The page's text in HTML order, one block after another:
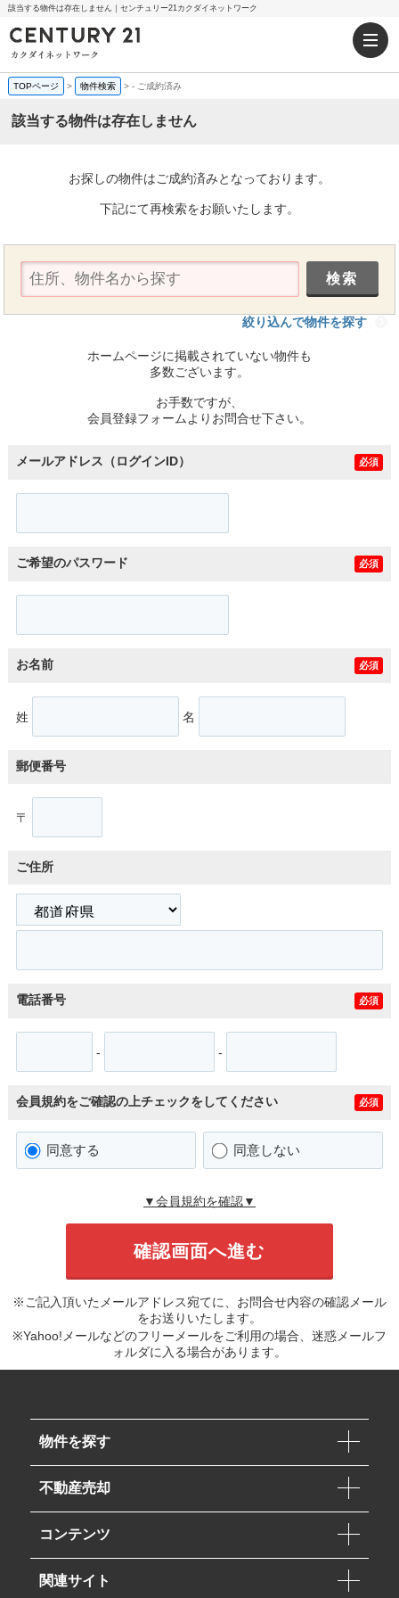
該当する物件は存在しません｜センチュリー21カクダイネットワーク
TOPページ > 物件検索 >- ご成約済み
該当する物件は存在しません
お探しの物件はご成約済みとなっております。
下記にて再検索をお願いたします。
絞り込んで物件を探す
ホームページに掲載されていない物件も
多数ございます。
お手数ですが、
会員登録フォームよりお問合せ下さい。
メールアドレス（ログインID） 必須
ご希望のパスワード 必須
お名前 必須
姓 名
郵便番号
〒
ご住所
電話番号 必須
- -
会員規約をご確認の上チェックをしてください 必須
同意する 同意しない
▼会員規約を確認▼
※ご記入頂いたメールアドレス宛てに、お問合せ内容の確認メール
をお送りいたします。
※Yahoo!メールなどのフリーメールをご利用の場合、迷惑メールフ
ォルダに入る場合があります。
物件を探す
不動産売却
コンテンツ
関連サイト